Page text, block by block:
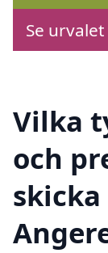
Se
Vilka
och